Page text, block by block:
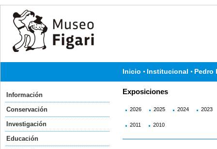
Inicio Institucional Pedro
Información
Conservación
Investigación
Educación
Exposiciones
2026 2025 2024 2023
2011 2010